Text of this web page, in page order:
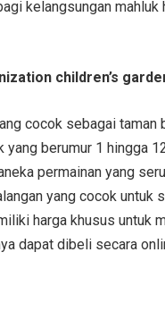
kelangsungan mahluk
children’s
cocok sebagai taman
yang berumur 1 hingga
permainan yang
yang cocok untuk
harga khusus untuk
dapat dibeli secara